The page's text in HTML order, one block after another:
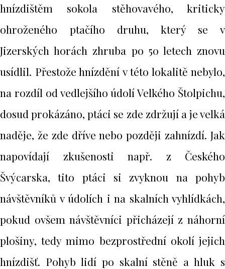
hnízdištěm sokola stěhovavého, kriticky
ohroženého ptačího druhu, který se v
Jizerských horách zhruba po 50 letech znovu
usídlil. Přestože hnízdění v této lokalitě nebylo,
na rozdíl od vedlejšího údolí Velkého Štolpichu,
dosud prokázáno, ptáci se zde zdržují a je velká
naděje, že zde dříve nebo později zahnízdí. Jak
napovídají zkušenosti např. z Českého
Švýcarska, tito ptáci si zvyknou na pohyb
návštěvníků v údolích i na skalních vyhlídkách,
pokud ovšem návštěvníci přicházejí z náhorní
plošiny, tedy mimo bezprostřední okolí jejich
hnízdišť. Pohyb lidí po skalní stěně a hluk s